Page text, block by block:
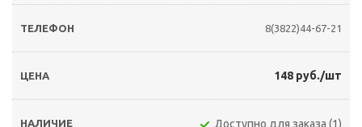
8(3822)44-67-21
148 руб./шт
Доступно для заказа (1)